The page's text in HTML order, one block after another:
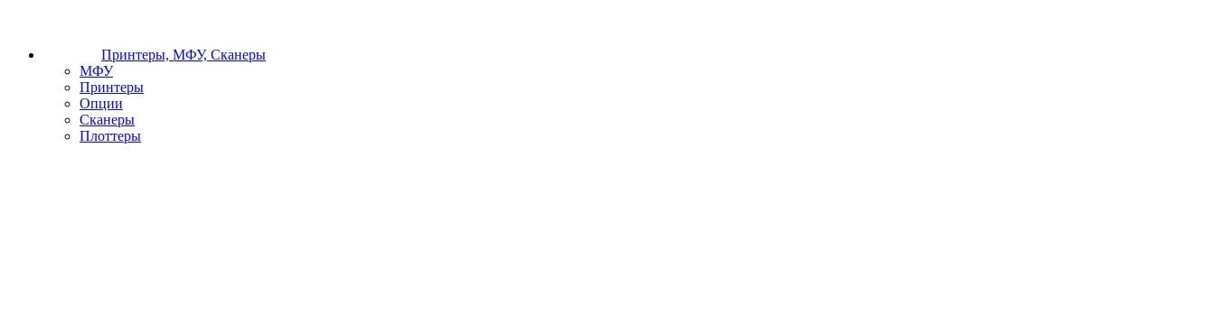
Принтеры, МФУ, Сканеры
МФУ
Принтеры
Опции
Сканеры
Плоттеры